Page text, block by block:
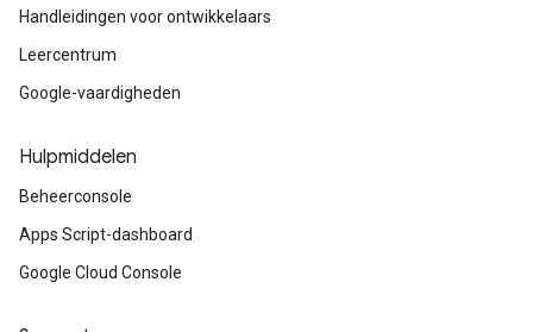
Handleidingen voor ontwikkelaars
Leercentrum
Google-vaardigheden
Hulpmiddelen
Beheerconsole
Apps Script-dashboard
Google Cloud Console